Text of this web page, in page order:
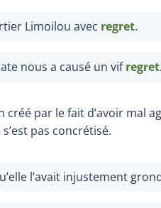
Limoilou avec regret.
nous a causé un vifregret.
par le fait d’avoir mal
pas concrétisé.
l’avait injustement